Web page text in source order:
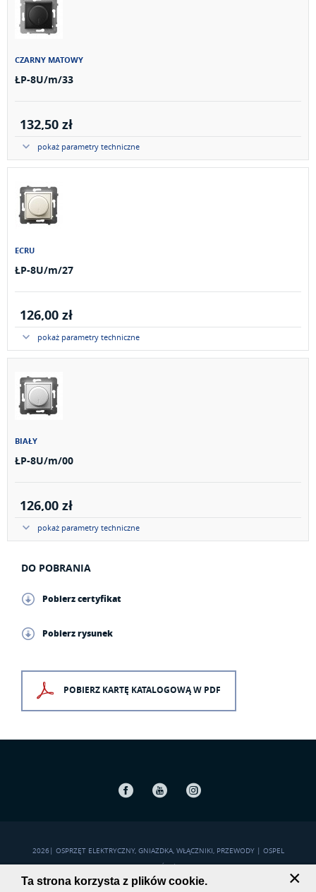
CZARNY MATOWY
ŁP-8U/m/33
132,50 zł
pokaż parametry techniczne
ECRU
ŁP-8U/m/27
126,00 zł
pokaż parametry techniczne
BIAŁY
ŁP-8U/m/00
126,00 zł
pokaż parametry techniczne
DO POBRANIA
Pobierz certyfikat
Pobierz rysunek
POBIERZ KARTĘ KATALOGOWĄ W PDF
Instagram
2026|
OSPRZĘT ELEKTRYCZNY, GNIAZDKA, WŁĄCZNIKI, PRZEWODY | OSPEL
POLITYKA PRYWATNOŚCI|MAPA STRONY
Ta strona korzysta z plików cookie. ×